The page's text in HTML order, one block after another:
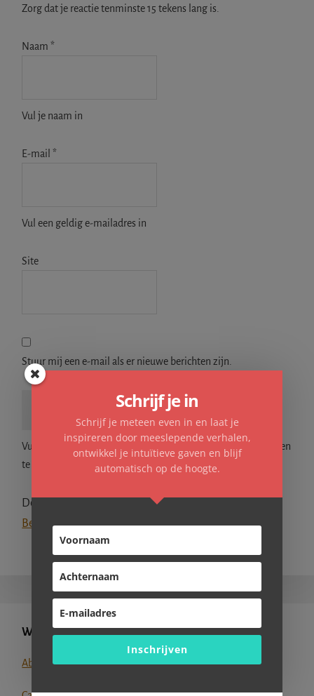
Zorg dat je reactie tenminste 15 tekens lang is.
Naam *
Vul je naam in
E-mail *
Vul een geldig e-mailadres in
Site
Stuur mij een e-mail als er nieuwe berichten zijn.
Vul het bovenstaande formulier in om de knop reactie plaatsen
te activeren.
Deze site gebruikt Akismet om spam te verminderen.
Bekijk hoe je reactie gegevens worden verwerkt.
Primaire
WAT ZOEK JE?
Abonnementen
Schrijf je in
Schrijf je meteen even in en laat je
inspireren door meeslepende verhalen,
ontwikkel je intuïtieve gaven en blijf
automatisch op de hoogte.
Inschrijven